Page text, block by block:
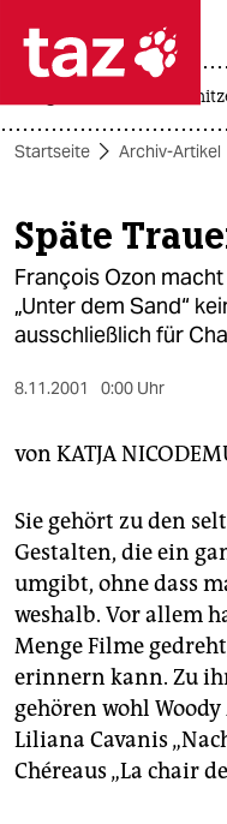
 taz
themen
politik
öko
gesellschaft
berlin
nord
wahrheit
verlag
verlag
Startseite Archiv-Artikel
Späte
François Ozon
„Unter dem Sand“
ausschließlich für
8.11.2001 0:00 Uhr
von KATJA
Sie gehört zu den
Gestalten, die ein
umgibt, ohne dass
weshalb. Vor allem
Menge Filme
erinnern kann. Zu
gehören wohl
Liliana Cavanis
Chéreaus „La chair